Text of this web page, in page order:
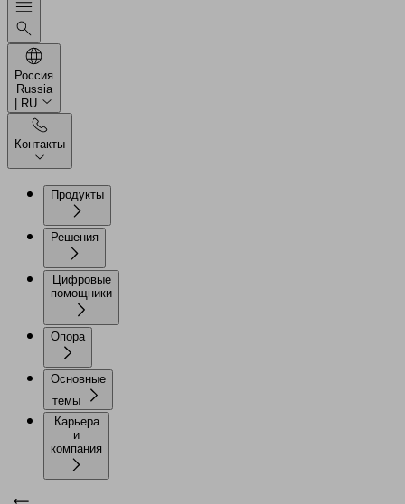
Россия
Russia
| RU
Контакты
Продукты
Решения
Цифровые
помощники
Опора
Основные
темы
Карьера
и
компания